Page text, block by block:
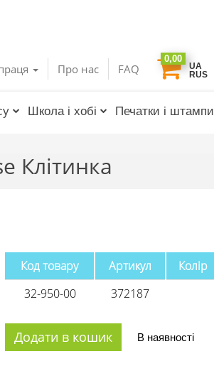
UA
RUS
0,00
Про нас FAQ
Школа і хобі Печатки і штампи
Клітинка
Код товару Артикул Колір
32-950-00
372187
Додати в кошик В наявності